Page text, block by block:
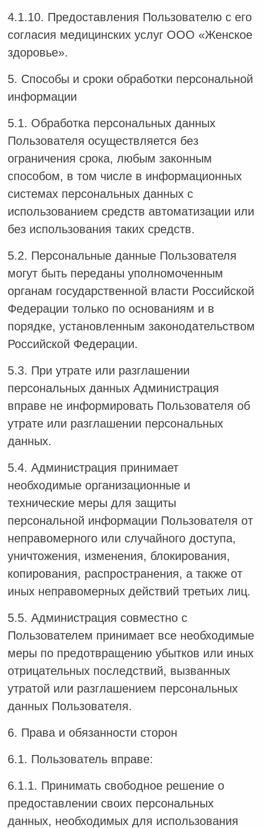
4.1.10. Предоставления Пользователю с его
согласия медицинских услуг ООО «Женское
здоровье».
5. Способы и сроки обработки персональной
информации
5.1. Обработка персональных данных
Пользователя осуществляется без
ограничения срока, любым законным
способом, в том числе в информационных
системах персональных данных с
использованием средств автоматизации или
без использования таких средств.
5.2. Персональные данные Пользователя
могут быть переданы уполномоченным
органам государственной власти Российской
Федерации только по основаниям и в
порядке, установленным законодательством
Российской Федерации.
5.3. При утрате или разглашении
персональных данных Администрация
вправе не информировать Пользователя об
утрате или разглашении персональных
данных.
5.4. Администрация принимает
необходимые организационные и
технические меры для защиты
персональной информации Пользователя от
неправомерного или случайного доступа,
уничтожения, изменения, блокирования,
копирования, распространения, а также от
иных неправомерных действий третьих лиц.
5.5. Администрация совместно с
Пользователем принимает все необходимые
меры по предотвращению убытков или иных
отрицательных последствий, вызванных
утратой или разглашением персональных
данных Пользователя.
6. Права и обязанности сторон
6.1. Пользователь вправе:
6.1.1. Принимать свободное решение о
предоставлении своих персональных
данных, необходимых для использования